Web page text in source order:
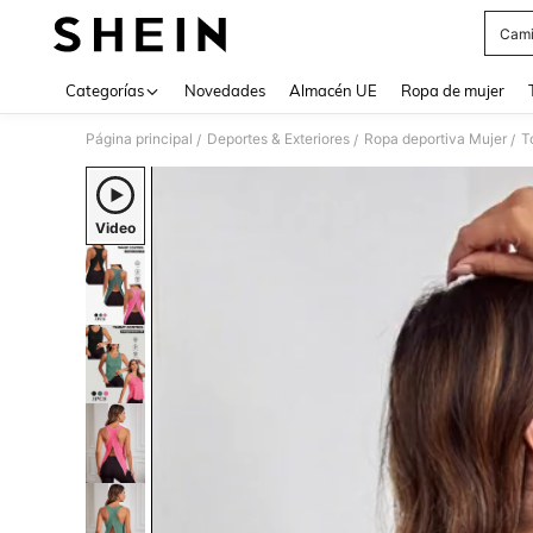
Categorías Novedades Almacén UE Ropa de mujer
Página principal / Deportes & Exteriores / Ropa deportiva Mujer /
Video